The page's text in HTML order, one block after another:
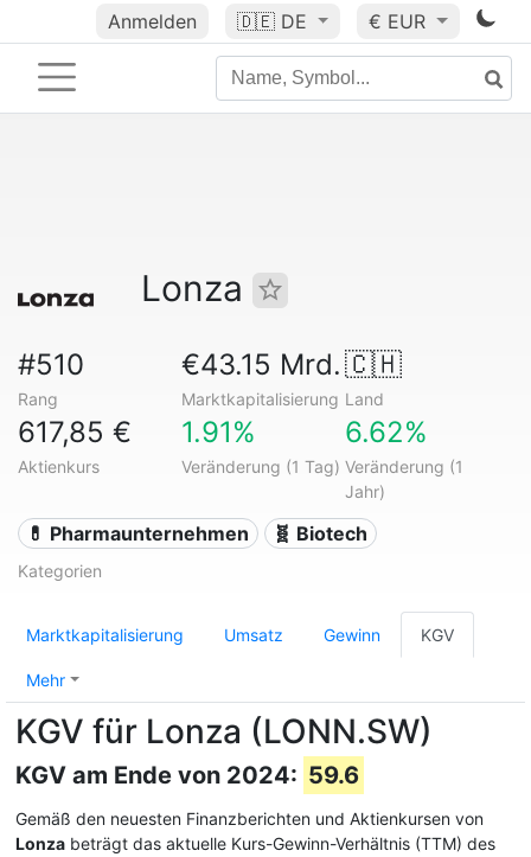
Anmelden 🇩🇪 DE € EUR
Lonza
#510
Rang
€43.15 Mrd.
Marktkapitalisierung
🇨🇭
Land
617,85 €
Aktienkurs
1.91%
Veränderung (1 Tag)
6.62%
Veränderung (1
Jahr)
💊 Pharmaunternehmen 🧬 Biotech
Kategorien
Marktkapitalisierung Umsatz Gewinn KGV
Mehr
KGV für Lonza (LONN.SW)
KGV am Ende von 2024: 59.6
Gemäß den neuesten Finanzberichten und Aktienkursen von
Lonza beträgt das aktuelle Kurs-Gewinn-Verhältnis (TTM) des